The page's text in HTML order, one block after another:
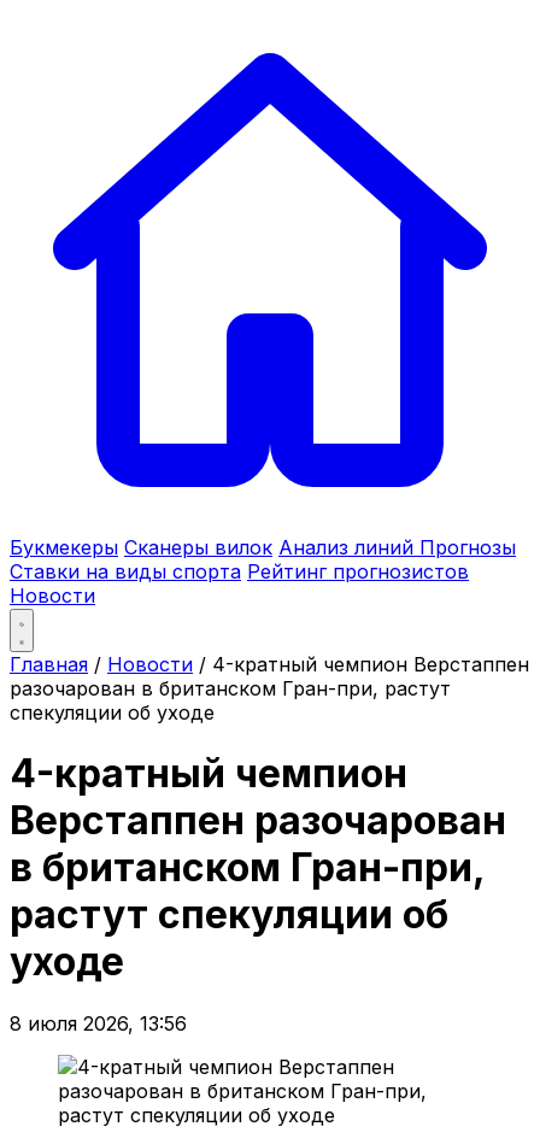
Букмекеры Сканеры вилок Анализ линий Прогнозы
Ставки на виды спорта Рейтинг прогнозистов
Новости
Главная / Новости / 4-кратный чемпион Верстаппен
разочарован в британском Гран-при, растут
спекуляции об уходе
4-кратный чемпион
Верстаппен разочарован
в британском Гран-при,
растут спекуляции об
уходе
8 июля 2026, 13:56